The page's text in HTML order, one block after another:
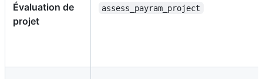
Évaluation de
projet
assess_payram_project